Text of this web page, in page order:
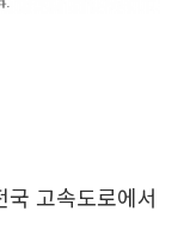
고속도로에서